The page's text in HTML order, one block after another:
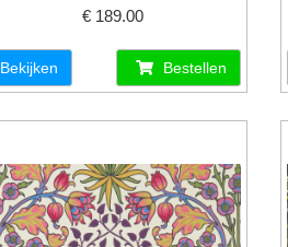
€ 189.00
Bekijken Bestellen